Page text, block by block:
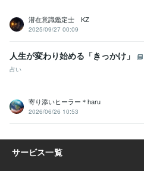
潜在意識鑑定士 KZ
2025/09/27 00:09
人生が変わり始める「きっかけ」
占い
寄り添いヒーラー＊haru
2026/06/26 10:53